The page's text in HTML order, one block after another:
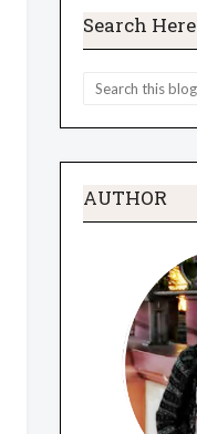
Search Here
AUTHOR